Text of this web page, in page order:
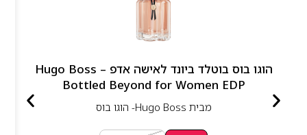
הוגו בוס בוטלד ביונד לאישה אדפ – Hugo Boss
Bottled Beyond for Women EDP
מבית Hugo Boss- הוגו בוס